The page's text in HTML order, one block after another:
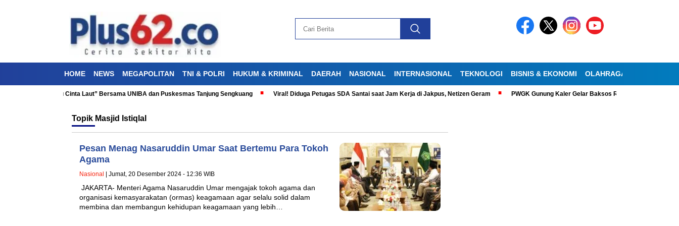
HOME NEWS MEGAPOLITAN TNI & POLRI HUKUM & KRIMINAL DAERAH NASIONAL INTERNASIONAL TEKNOLOGI BISNIS & EKONOMI OLAHRAGA
Kesehatan “Aku Cinta Laut” Bersama UNIBA dan Puskesmas Tanjung Sengkuang Viral! Diduga Petugas SDA Santai saat Jam Kerja di Jakpus, Netizen Geram PWGK Gunung Kaler Gelar Baksos Ramadan, Bantu Lansia
Topik Masjid Istiqlal
Pesan Menag Nasaruddin Umar Saat Bertemu Para Tokoh
Agama
Nasional | Jumat, 20 Desember 2024 - 12:36 WIB
JAKARTA- Menteri Agama Nasaruddin Umar mengajak tokoh agama dan
organisasi kemasyarakatan (ormas) keagamaan agar selalu solid dalam
membina dan membangun kehidupan keagamaan yang lebih…